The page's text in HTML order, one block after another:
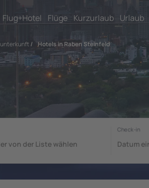
Flug+Hotel Flüge Kurzurlaub Urlaub
unterkunft / Hotels in Raben Steinfeld